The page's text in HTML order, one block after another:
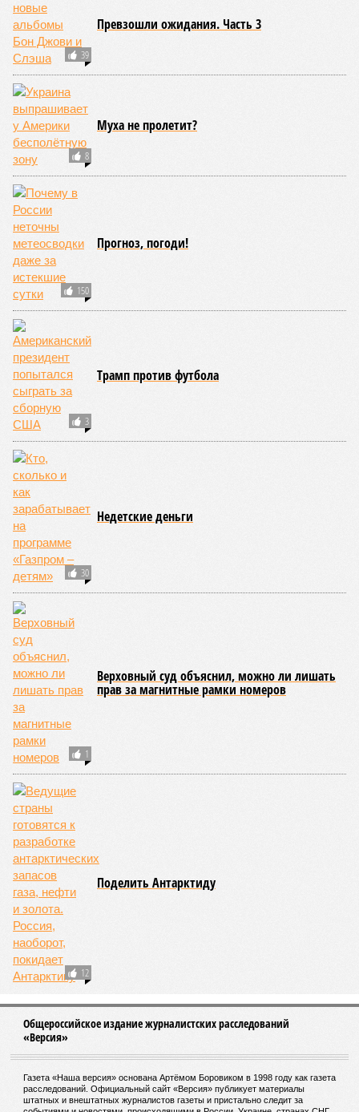
Украинскому
кандидату в
конгресс США
запретили
приходить на пляж
после драки
Попытки Запада
ПОСЛЕДНИЕ НОВОСТИ
11:57
Автомобилист отсудил у дилера 3 миллиона рублей
за неисправное окно в машине
В Киргизии нашли палатку пропавшей группы
иностранных альпинистов
10:53
Туристы устремились в аномальную зону Манской
«петли смерти» после пропажи семьи Усольцевых и
других людей
10:51
забастовкам
10:48
Экс-глава сирийской разведки нашёлся в России
Новости smi2.ru
Столичные тюнинг-ателье позаботятся о
С 1 января начал действовать закон о
«скидках» на штрафы для водителей